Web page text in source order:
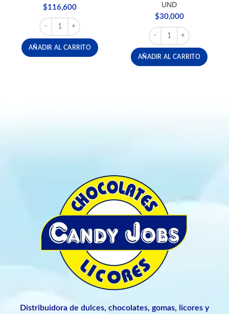
$116,600
FERRERO TRIPACK X16 UND cantidad
AÑADIR AL CARRITO
UND
$30,000
CHICLE DOUBLEMINT
AÑADIR AL CARRITO
Distribuidora de dulces, chocolates, gomas, licores y